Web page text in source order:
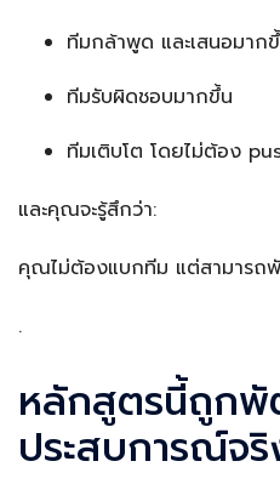
ทีมกล้าพูด และเสนอมาก
ทีมรับผิดชอบมากขึ้น
ทีมเติบโต โดยไม่ต้อง
และคุณจะรู้สึกว่า:
คุณไม่ต้องแบกทีม แต่สามารถ
.
หลักสูตรนี้ถูกพั
ประสบการณ์จ